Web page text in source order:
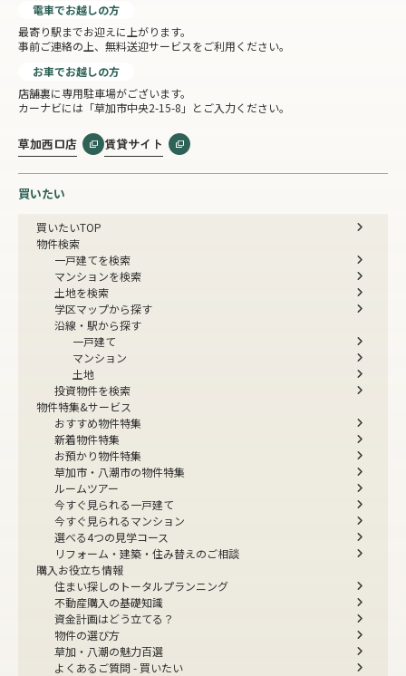
電車でお越しの方
最寄り駅までお迎えに上がります。
事前ご連絡の上、無料送迎サービスをご利用ください。
お車でお越しの方
店舗裏に専用駐車場がございます。
カーナビには「草加市中央2-15-8」とご入力ください。
草加西口店 賃貸サイト
買いたい
買いたいTOP
物件検索
一戸建てを検索
マンションを検索
土地を検索
学区マップから探す
沿線・駅から探す
一戸建て
マンション
土地
投資物件を検索
物件特集&サービス
おすすめ物件特集
新着物件特集
お預かり物件特集
草加市・八潮市の物件特集
ルームツアー
今すぐ見られる一戸建て
今すぐ見られるマンション
選べる4つの見学コース
リフォーム・建築・住み替えのご相談
購入お役立ち情報
住まい探しのトータルプランニング
不動産購入の基礎知識
資金計画はどう立てる？
物件の選び方
草加・八潮の魅力百選
よくあるご質問 - 買いたい